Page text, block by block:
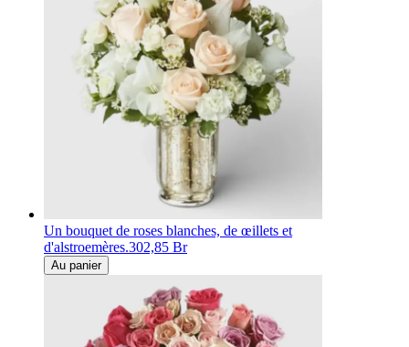
Un bouquet de roses blanches, de œillets et
d'alstroemères.302,85 Br
Au panier